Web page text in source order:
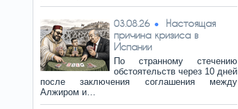
03.08.26
Настоящая
причина кризиса в
Испании
По странному стечению
обстоятельств через 10 дней
после заключения соглашения между
Алжиром и…